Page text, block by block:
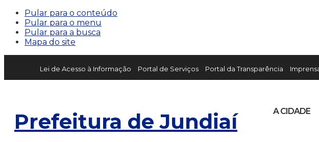
Pular para o conteúdo
Pular para o menu
Pular para a busca
Mapa do site
Lei de Acesso à Informação Portal de Serviços Portal da Transparência
Prefeitura de Jundiaí A CIDADE